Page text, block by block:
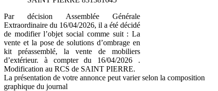
Par décision Assemblée Générale
Extraordinaire du 16/04/2026, il a été décidé
de modifier l’objet social comme suit : La
vente et la pose de solutions d’ombrage en
kit préassemblé, la vente de mobiliers
d’extérieur. à compter du 16/04/2026 .
Modification au RCS de SAINT PIERRE.
La présentation de votre annonce peut varier selon la composition
graphique du journal